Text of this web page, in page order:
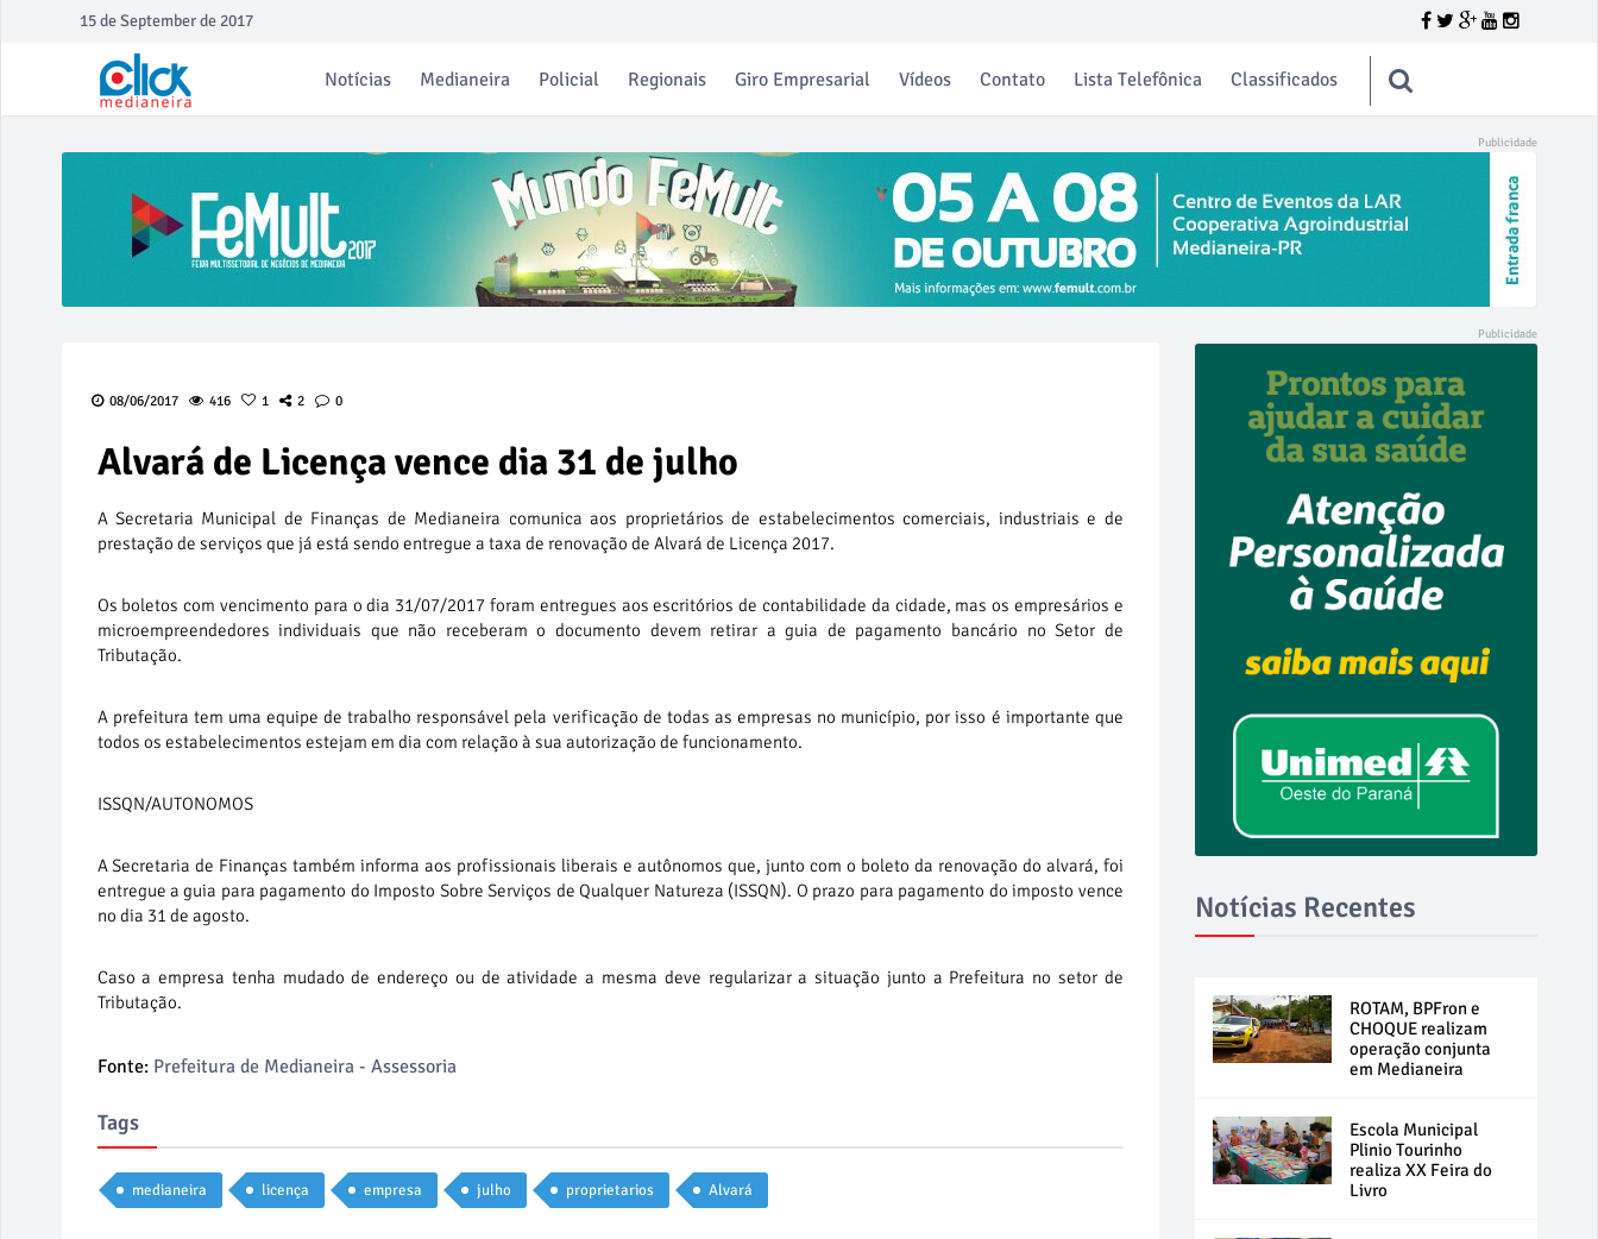
15 de September de 2017
Notícias Medianeira Policial Regionais Giro Empresarial Vídeos Contato Lista Telefônica Classificados
08/06/2017 416 1 2 0
Alvará de Licença vence dia 31 de julho
A Secretaria Municipal de Finanças de Medianeira comunica aos proprietários de estabelecimentos comerciais, industriais e de
prestação de serviços que já está sendo entregue a taxa de renovação de Alvará de Licença 2017.
Os boletos com vencimento para o dia 31/07/2017 foram entregues aos escritórios de contabilidade da cidade, mas os empresários e
microempreendedores individuais que não receberam o documento devem retirar a guia de pagamento bancário no Setor de
Tributação.
A prefeitura tem uma equipe de trabalho responsável pela verificação de todas as empresas no município, por isso é importante que
todos os estabelecimentos estejam em dia com relação à sua autorização de funcionamento.
ISSQN/AUTONOMOS
A Secretaria de Finanças também informa aos profissionais liberais e autônomos que, junto com o boleto da renovação do alvará, foi
entregue a guia para pagamento do Imposto Sobre Serviços de Qualquer Natureza (ISSQN). O prazo para pagamento do imposto vence
no dia 31 de agosto.
Caso a empresa tenha mudado de endereço ou de atividade a mesma deve regularizar a situação junto a Prefeitura no setor de
Tributação.
Fonte: Prefeitura de Medianeira - Assessoria
Tags
medianeira licença empresa julho proprietarios Alvará
Notícias Recentes
ROTAM, BPFron e
CHOQUE realizam
operação conjunta
em Medianeira
Escola Municipal
Plinio Tourinho
realiza XX Feira do
Livro